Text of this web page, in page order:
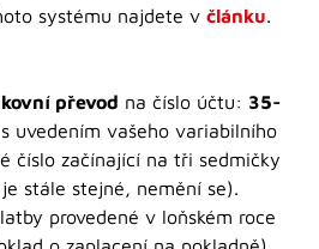
systému najdete v článku.
převod na číslo účtu: 35-
s uvedením vašeho variabilního
číslo začínající na tři sedmičky
stále stejné, nemění se).
provedené v loňském roce